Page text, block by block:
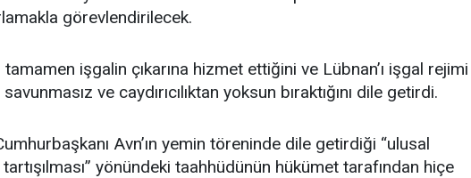
görevlendirilecek.
işgalin çıkarına hizmet ettiğini ve Lübnan’ı işgal rejimi
ve caydırıcılıktan yoksun bıraktığını dile getirdi.
Avn’ın yemin töreninde dile getirdiği “ulusal
yönündeki taahhüdünün hükümet tarafından hiçe